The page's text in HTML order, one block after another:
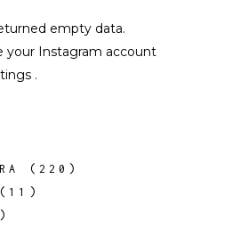
empty data.
your Instagram account
.
(220)